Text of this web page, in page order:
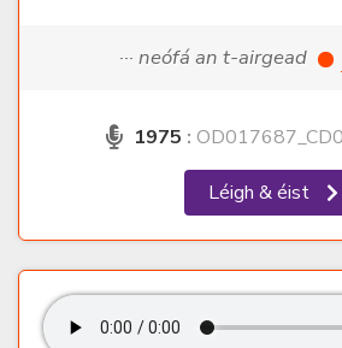
··· neófá an t-airgead
1975 :
Léigh & éist